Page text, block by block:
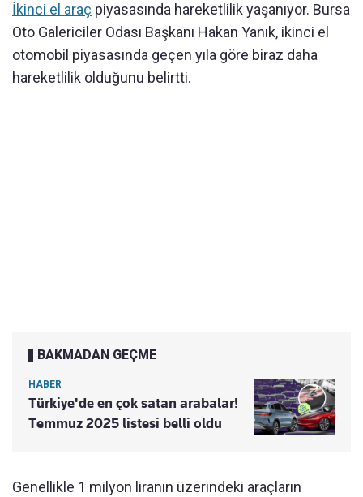
İkinci el araç piyasasında hareketlilik yaşanıyor. Bursa
Oto Galericiler Odası Başkanı Hakan Yanık, ikinci el
otomobil piyasasında geçen yıla göre biraz daha
hareketlilik olduğunu belirtti.
BAKMADAN GEÇME
HABER
Türkiye'de en çok satan arabalar!
Temmuz 2025 listesi belli oldu
Genellikle 1 milyon liranın üzerindeki araçların